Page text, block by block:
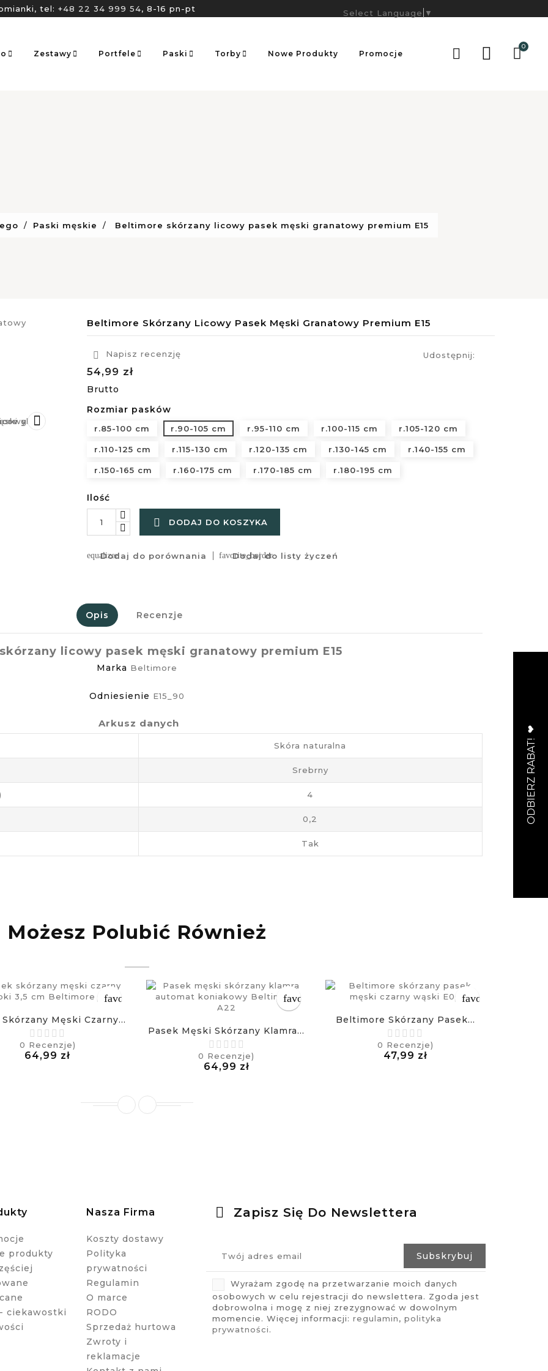
tel: +48 22 34 999 54, 8-16 pn-pt
0

Zestawy Portfele Paski Torby Nowe Produkty Promocje
Select Language ▼
Paski męskie Beltimore skórzany licowy pasek męski granatowy premium E15

Beltimore Skórzany Licowy Pasek Męski Granatowy Premium E15
 Napisz recenzję Udostępnij:
54,99 zł
Brutto
Rozmiar pasków
r.85-100 cm r.90-105 cm r.95-110 cm r.100-115 cm r.105-120 cm
r.110-125 cm r.115-130 cm r.120-135 cm r.130-145 cm r.140-155 cm
r.150-165 cm r.160-175 cm r.170-185 cm r.180-195 cm
Ilość
 DODAJ DO KOSZYKA
equalizer
Dodaj do porównania favorite_border
Dodaj do listy życzeń
Opis Recenzje
licowy pasek męski granatowy premium E15
Marka Beltimore
Odniesienie E15_90
Arkusz danych
Skóra naturalna
Srebrny
4
0,2
Tak
Możesz Polubić Również
favorite_border
Męski Czarny...
0 Recenzje)
64,99 zł
favorite_border
Pasek Męski Skórzany Klamra...
0 Recenzje)
64,99 złCena
favorite_border
Beltimore Skórzany Pasek...
0 Recenzje)
47,99 złCena
Zapisz Się Do Newslettera
Wyrażam zgodę na przetwarzanie moich danych
osobowych w celu rejestracji do newslettera. Zgoda jest
dobrowolna i mogę z niej zrezygnować w dowolnym
momencie. Więcej informacji: regulamin, polityka
prywatności.
produkty
ciekawostki
Nasza Firma
Koszty dostawy
Polityka
prywatności
Regulamin
O marce
RODO
Sprzedaż hurtowa
Zwroty i
reklamacje